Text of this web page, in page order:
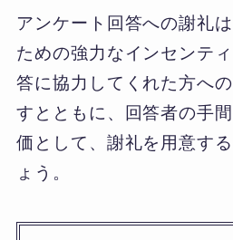
アンケート回答への謝礼
ための強力なインセンテ
答に協力してくれた方へ
すとともに、回答者の手
価として、謝礼を用意す
ょう。